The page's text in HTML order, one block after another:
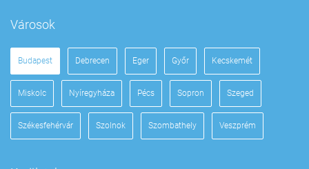
Városok
Budapest Debrecen Eger Győr Kecskemét
Miskolc Nyíregyháza Pécs Sopron Szeged
Székesfehérvár Szolnok Szombathely Veszprém